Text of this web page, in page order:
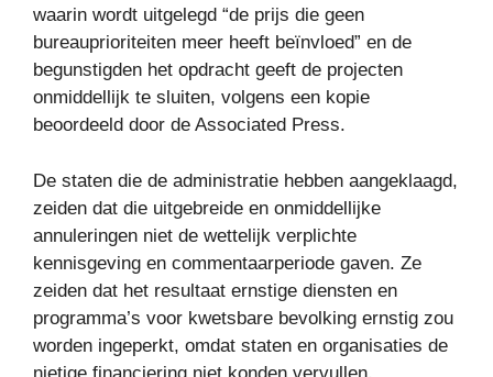
waarin wordt uitgelegd “de prijs die geen
bureauprioriteiten meer heeft beïnvloed” en de
begunstigden het opdracht geeft de projecten
onmiddellijk te sluiten, volgens een kopie
beoordeeld door de Associated Press.
De staten die de administratie hebben aangeklaagd,
zeiden dat die uitgebreide en onmiddellijke
annuleringen niet de wettelijk verplichte
kennisgeving en commentaarperiode gaven. Ze
zeiden dat het resultaat ernstige diensten en
programma’s voor kwetsbare bevolking ernstig zou
worden ingeperkt, omdat staten en organisaties de
nietige financiering niet konden vervullen.